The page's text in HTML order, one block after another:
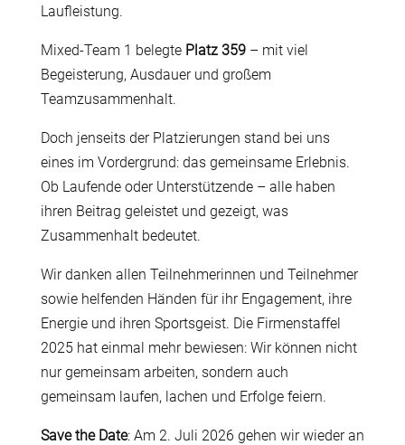
Laufleistung.
Mixed-Team 1 belegte Platz 359– mit viel
Begeisterung, Ausdauer und großem
Teamzusammenhalt.
Doch jenseits der Platzierungen stand bei uns
eines im Vordergrund: das gemeinsame Erlebnis.
Ob Laufende oder Unterstützende – alle haben
ihren Beitrag geleistet und gezeigt, was
Zusammenhalt bedeutet.
Wir danken allen Teilnehmerinnen und Teilnehmer
sowie helfenden Händen für ihr Engagement, ihre
Energie und ihren Sportsgeist. Die Firmenstaffel
2025 hat einmal mehr bewiesen: Wir können nicht
nur gemeinsam arbeiten, sondern auch
gemeinsam laufen, lachen und Erfolge feiern.
Save the Date: Am 2. Juli 2026 gehen wir wieder an